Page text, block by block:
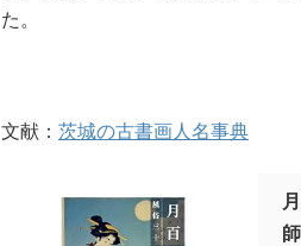
た。
文献： 茨城の古書画人名事典